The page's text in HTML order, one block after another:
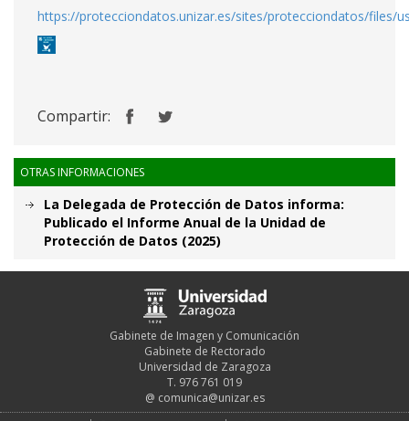
https://protecciondatos.unizar.es/sites/protecciondatos/files/
Compartir:
OTRAS INFORMACIONES
La Delegada de Protección de Datos informa:
Publicado el Informe Anual de la Unidad de
Protección de Datos (2025)
Gabinete de Imagen y Comunicación
Gabinete de Rectorado
Universidad de Zaragoza
T. 976 761 019
@ comunica@unizar.es